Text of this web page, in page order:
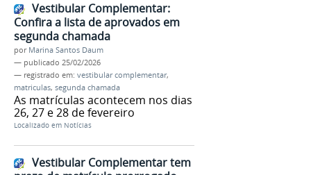
Vestibular Complementar:
Confira a lista de aprovados em
segunda chamada
por Marina Santos Daum
— publicado 25/02/2026
— registrado em: vestibular complementar,
matriculas, segunda chamada
As matrículas acontecem nos dias
26, 27 e 28 de fevereiro
Localizado em Notícias
Vestibular Complementar tem